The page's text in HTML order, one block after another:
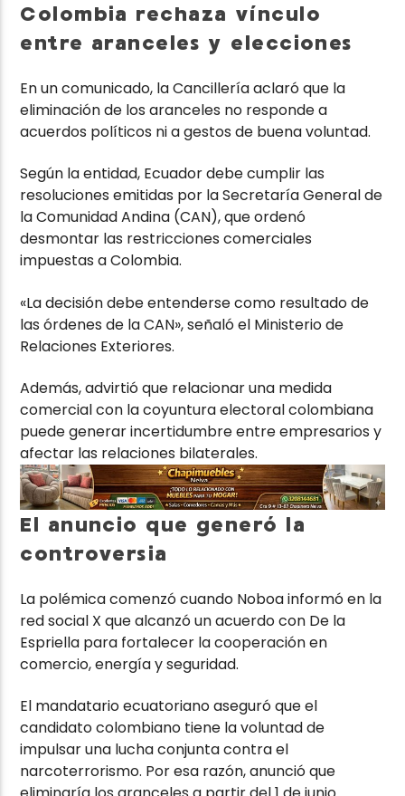
Colombia rechaza vínculo
entre aranceles y elecciones
En un comunicado, la Cancillería aclaró que la
eliminación de los aranceles no responde a
acuerdos políticos ni a gestos de buena voluntad.
Según la entidad, Ecuador debe cumplir las
resoluciones emitidas por la Secretaría General de
la Comunidad Andina (CAN), que ordenó
desmontar las restricciones comerciales
impuestas a Colombia.
«La decisión debe entenderse como resultado de
las órdenes de la CAN», señaló el Ministerio de
Relaciones Exteriores.
Además, advirtió que relacionar una medida
comercial con la coyuntura electoral colombiana
puede generar incertidumbre entre empresarios y
afectar las relaciones bilaterales.
El anuncio que generó la
controversia
La polémica comenzó cuando Noboa informó en la
red social X que alcanzó un acuerdo con De la
Espriella para fortalecer la cooperación en
comercio, energía y seguridad.
El mandatario ecuatoriano aseguró que el
candidato colombiano tiene la voluntad de
impulsar una lucha conjunta contra el
narcoterrorismo. Por esa razón, anunció que